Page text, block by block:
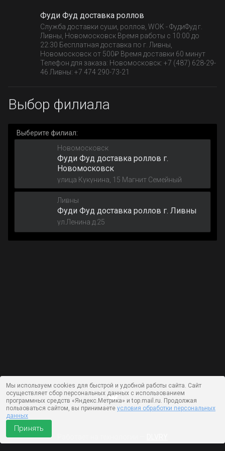
Фуди Фуд доставка роллов
Служба доставки суши, роллов, WOK - ФудиФуд г.
Ливны, Новомосковск Время работы с 10:00 до
22:30 Бесплатная доставка по г. Ливны,
Новомосковск от 500₽ Время доставки 60 минут
Телефон для заказа: Новомосковск: +7 (487) 628-29-
46 Ливны: +7 474 290-73-21
Выбор филиала
Выберите филиал:
Новомосковск
Фуди Фуд доставка роллов г.
Новомосковск
улица Кукунина, 15 Магнит Семейный
Ливны
Фуди Фуд доставка роллов г. Ливны
ул.Ленина д.25
Мы используем cookies для быстрой и удобной работы сайта. Сайт
осуществляет сбор персональных данных с использованием
программных средств «Яндекс.Метрика» и top.mail.ru. Продолжая
пользоваться сайтом, вы принимаете условия обработки персональных
данных
Принять